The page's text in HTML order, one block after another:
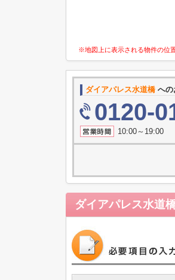
※地図上に表示される物件の位
ダイアパレス水道橋 へ
0120-
10:00～19:00
ダイアパレス水道